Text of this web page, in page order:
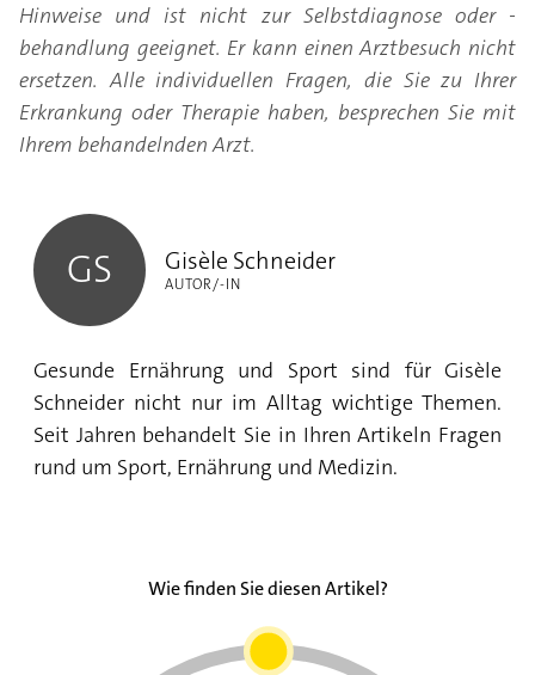
Hinweise und ist nicht zur Selbstdiagnose oder -
behandlung geeignet. Er kann einen Arztbesuch nicht
ersetzen. Alle individuellen Fragen, die Sie zu Ihrer
Erkrankung oder Therapie haben, besprechen Sie mit
Ihrem behandelnden Arzt.
GS Gisèle Schneider
AUTOR/-IN
Gesunde Ernährung und Sport sind für Gisèle
Schneider nicht nur im Alltag wichtige Themen.
Seit Jahren behandelt Sie in Ihren Artikeln Fragen
rund um Sport, Ernährung und Medizin.
Wie finden Sie diesen Artikel?